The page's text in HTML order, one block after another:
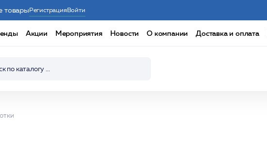
товарыРегистрацияВойти
Акции Мероприятия Новости О компании Доставка и оплата